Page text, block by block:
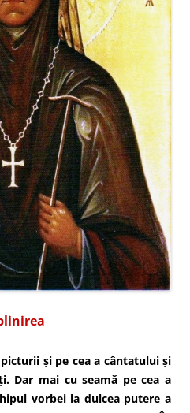
și pe cea a cântatului și
Dar mai cu seamă pe cea a
vorbei la dulcea putere a